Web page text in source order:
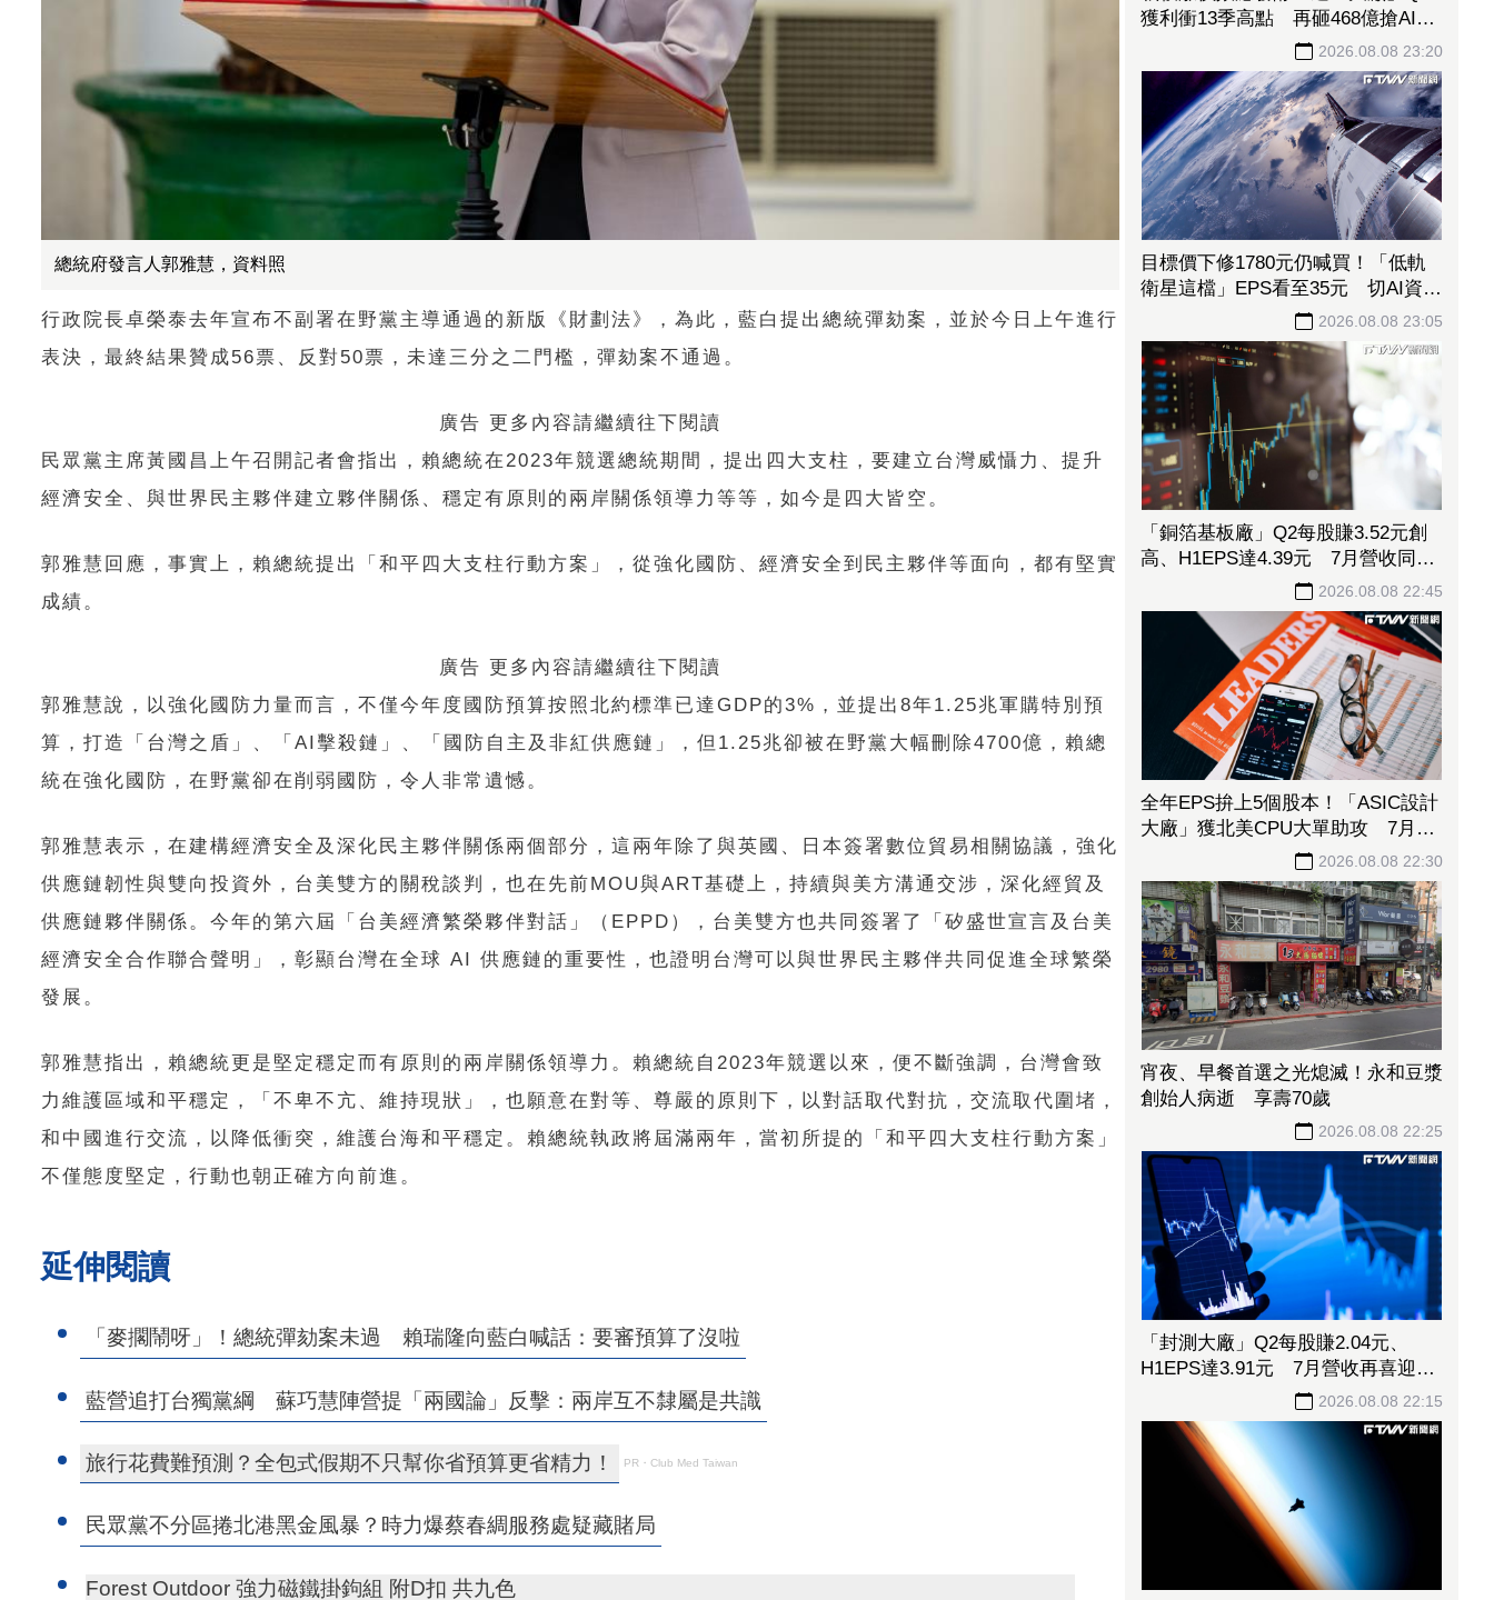
總統府發言人郭雅慧，資料照
行政院長卓榮泰去年宣布不副署在野黨主導通過的新版《財劃法》，為此，藍白提出總統彈劾案，並於今日上午進行
表決，最終結果贊成56票、反對50票，未達三分之二門檻，彈劾案不通過。
廣告 更多內容請繼續往下閱讀
民眾黨主席黃國昌上午召開記者會指出，賴總統在2023年競選總統期間，提出四大支柱，要建立台灣威懾力、提升
經濟安全、與世界民主夥伴建立夥伴關係、穩定有原則的兩岸關係領導力等等，如今是四大皆空。
郭雅慧回應，事實上，賴總統提出「和平四大支柱行動方案」，從強化國防、經濟安全到民主夥伴等面向，都有堅實
成績。
廣告 更多內容請繼續往下閱讀
郭雅慧說，以強化國防力量而言，不僅今年度國防預算按照北約標準已達GDP的3%，並提出8年1.25兆軍購特別預
算，打造「台灣之盾」、「AI擊殺鏈」、「國防自主及非紅供應鏈」，但1.25兆卻被在野黨大幅刪除4700億，賴總
統在強化國防，在野黨卻在削弱國防，令人非常遺憾。
郭雅慧表示，在建構經濟安全及深化民主夥伴關係兩個部分，這兩年除了與英國、日本簽署數位貿易相關協議，強化
供應鏈韌性與雙向投資外，台美雙方的關稅談判，也在先前MOU與ART基礎上，持續與美方溝通交涉，深化經貿及
供應鏈夥伴關係。今年的第六屆「台美經濟繁榮夥伴對話」（EPPD），台美雙方也共同簽署了「矽盛世宣言及台美
經濟安全合作聯合聲明」，彰顯台灣在全球 AI 供應鏈的重要性，也證明台灣可以與世界民主夥伴共同促進全球繁榮
發展。
郭雅慧指出，賴總統更是堅定穩定而有原則的兩岸關係領導力。賴總統自2023年競選以來，便不斷強調，台灣會致
力維護區域和平穩定，「不卑不亢、維持現狀」，也願意在對等、尊嚴的原則下，以對話取代對抗，交流取代圍堵，
和中國進行交流，以降低衝突，維護台海和平穩定。賴總統執政將屆滿兩年，當初所提的「和平四大支柱行動方案」
不僅態度堅定，行動也朝正確方向前進。
延伸閱讀
「麥擱鬧呀」！總統彈劾案未過 賴瑞隆向藍白喊話：要審預算了沒啦
藍營追打台獨黨綱 蘇巧慧陣營提「兩國論」反擊：兩岸互不隸屬是共識
旅行花費難預測？全包式假期不只幫你省預算更省精力！ PR・Club Med Taiwan
民眾黨不分區捲北港黑金風暴？時力爆蔡春綢服務處疑藏賭局
Forest Outdoor 強力磁鐵掛鉤組 附D扣 共九色
獲利衝13季高點 再砸468億搶AI商
2026.08.08 23:20
目標價下修1780元仍喊買！「低軌
衛星這檔」EPS看至35元 切AI資料
中心市場猛添營運動能2026.08.08 23:05
「銅箔基板廠」Q2每股賺3.52元創
高、H1EPS達4.39元 7月營收同締
新猷、年增96.88%
2026.08.08 22:45
全年EPS拚上5個股本！「ASIC設計
大廠」獲北美CPU大單助攻 7月營
2026.08.08 22:30
宵夜、早餐首選之光熄滅！永和豆漿
創始人病逝 享壽70歲
2026.08.08 22:25
「封測大廠」Q2每股賺2.04元、
H1EPS達3.91元 7月營收再喜迎年
2026.08.08 22:15